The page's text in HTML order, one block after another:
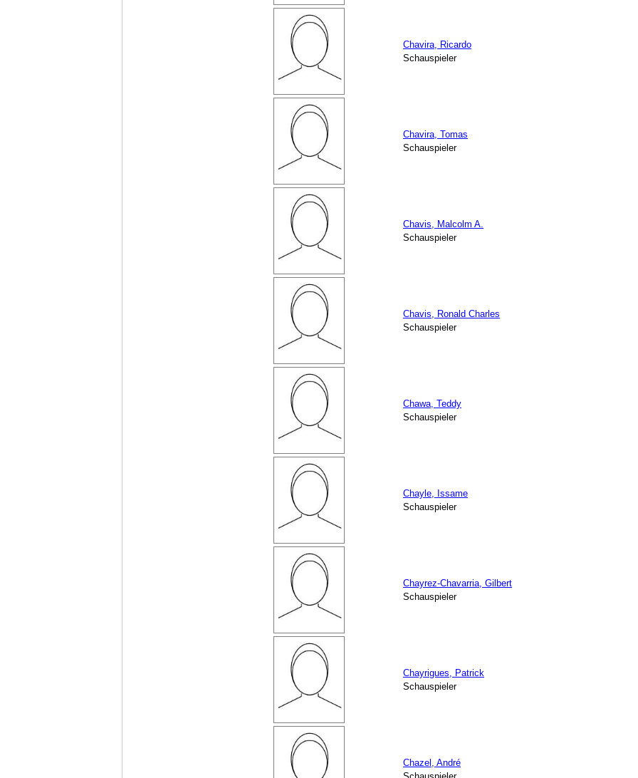
Chavira, Ricardo
Schauspieler
Chavira, Tomas
Schauspieler
Chavis, Malcolm A.
Schauspieler
Chavis, Ronald Charles
Schauspieler
Chawa, Teddy
Schauspieler
Chayle, Issame
Schauspieler
Chayrez-Chavarria, Gilbert
Schauspieler
Chayrigues, Patrick
Schauspieler
Chazel, André